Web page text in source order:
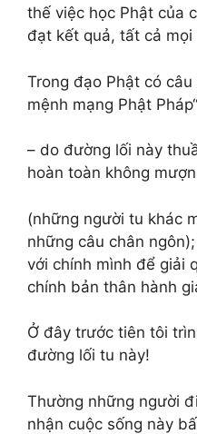
thế việc học Phật của
đạt kết quả, tất cả mọi
Trong đạo Phật có
mệnh mạng Phật
– do đường lối này
hoàn toàn không
(những người tu khác
những câu chân
với chính mình để giải
chính bản thân hành
Ở đây trước tiên tôi
đường lối tu này!
Thường những người
nhận cuộc sống này